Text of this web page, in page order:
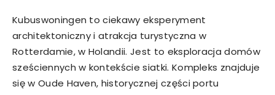
Kubuswoningen to ciekawy eksperyment
architektoniczny i atrakcja turystyczna w
Rotterdamie, w Holandii. Jest to eksploracja domów
sześciennych w kontekście siatki. Kompleks znajduje
się w Oude Haven, historycznej części portu